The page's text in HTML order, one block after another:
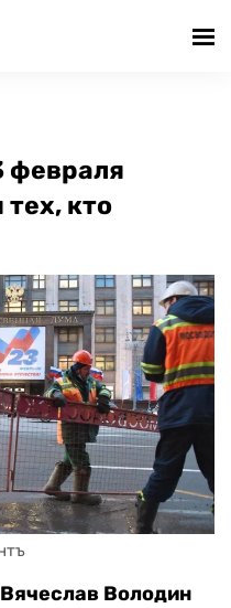
февраля
кто
Володин